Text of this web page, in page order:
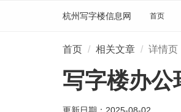
杭州写字楼信息网 首页
首页 相关文章 详情页
写字楼办公